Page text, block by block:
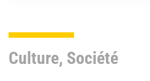
Culture, Société